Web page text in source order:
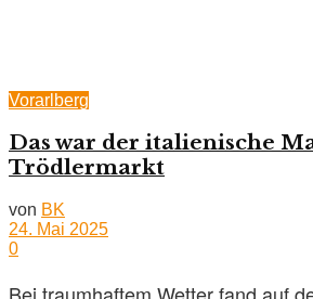
Vorarlberg
Das war der italienische
Trödlermarkt
von BK
24. Mai 2025
0